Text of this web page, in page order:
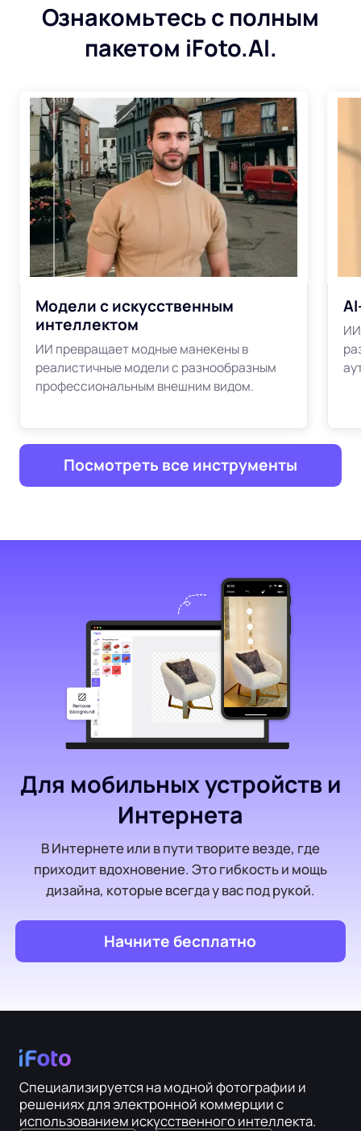
Ознакомьтесь с полным
пакетом iFoto.AI.
Модели с искусственным
интеллектом
ИИ превращает модные манекены в
реалистичные модели с разнообразным
профессиональным внешним видом.
Посмотреть все инструменты
Для мобильных устройств и
Интернета
В Интернете или в пути творите везде, где
приходит вдохновение. Это гибкость и мощь
дизайна, которые всегда у вас под рукой.
Начните бесплатно
Специализируется на модной фотографии и
решениях для электронной коммерции с
использованием искусственного интеллекта.